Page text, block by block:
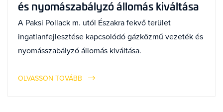
és nyomászabályzó állomás kiváltása
A Paksi Pollack m. utól Északra fekvő terület
ingatlanfejlesztése kapcsolódó gázközmű vezeték és
nyomásszabályzó állomás kiváltása.
OLVASSON TOVÁBB